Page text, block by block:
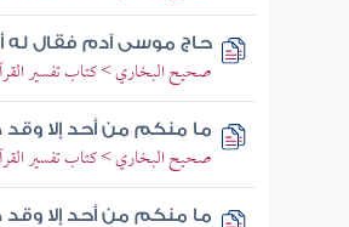
حاج موسى آدم فقال له
صحيح البخاري > كتاب تفسير
ما منكم من أحد إلا
صحيح البخاري > كتاب تفسير
ما منكم من أحد إلا وقد